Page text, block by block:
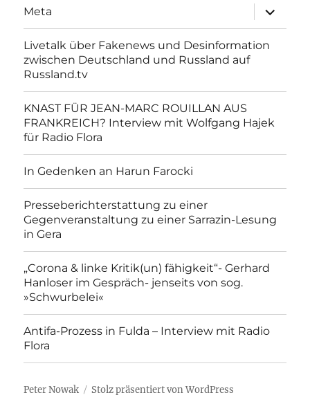
Meta
anzeigen
Livetalk über Fakenews und Desinformation
zwischen Deutschland und Russland auf
Russland.tv
KNAST FÜR JEAN-MARC ROUILLAN AUS
FRANKREICH? Interview mit Wolfgang Hajek
für Radio Flora
In Gedenken an Harun Farocki
Presseberichterstattung zu einer
Gegenveranstaltung zu einer Sarrazin-Lesung
in Gera
„Corona & linke Kritik(un) fähigkeit“- Gerhard
Hanloser im Gespräch- jenseits von sog.
»Schwurbelei«
Antifa-Prozess in Fulda – Interview mit Radio
Flora
Peter Nowak Stolz präsentiert von WordPress